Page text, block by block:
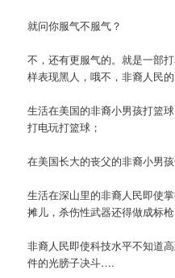
就问你服气不服气？
不，还有更服气的。就是一部
样表现黑人，哦不，非裔人民的
生活在美国的非裔小男孩打篮
打电玩打篮球；
在美国长大的丧父的非裔小男
生活在深山里的非裔人民即使
摊儿，杀伤性武器还得做成标枪
非裔人民即使科技水平不知道
件的光膀子决斗….